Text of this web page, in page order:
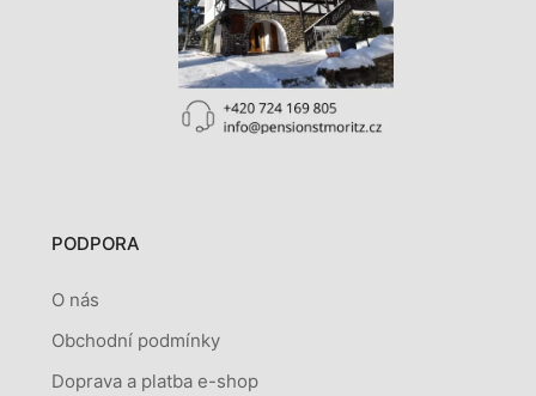
PODPORA
O nás
Obchodní podmínky
Doprava a platba e-shop